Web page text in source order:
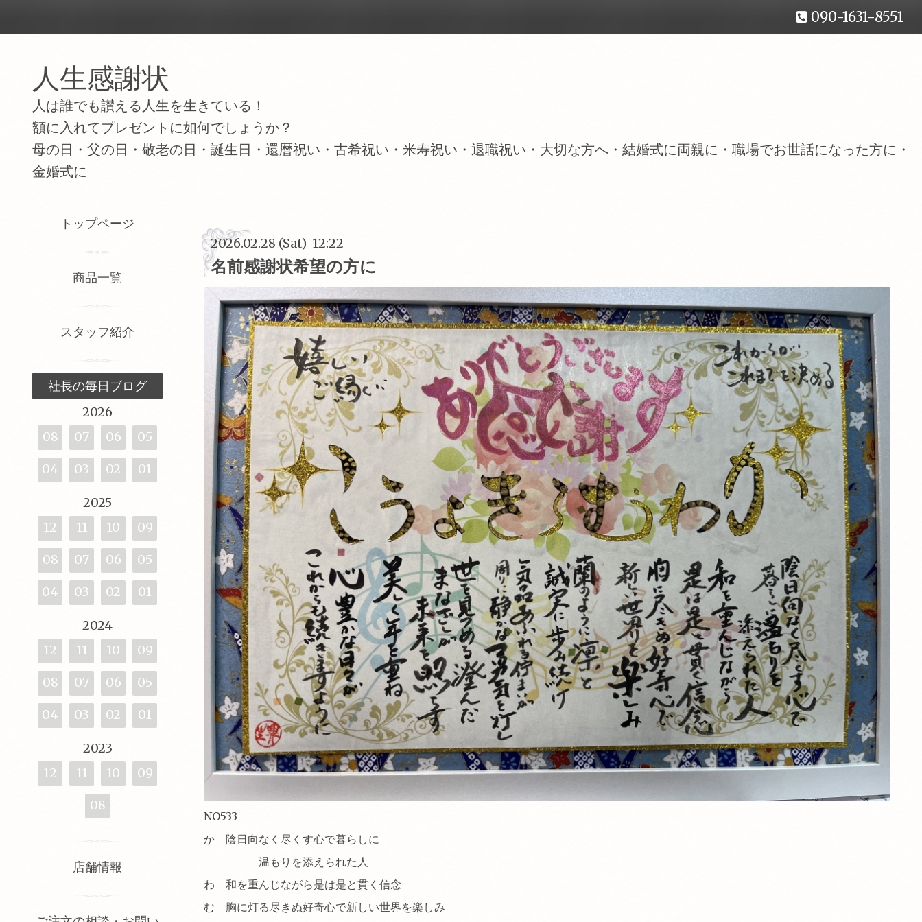
090-1631-8551
人生感謝状
人は誰でも讃える人生を生きている！
額に入れてプレゼントに如何でしょうか？
母の日・父の日・敬老の日・誕生日・還暦祝い・古希祝い・米寿祝い・退職祝い・大切な方へ・結婚式に両親に・職場でお世話になった方に・
金婚式に
2026.02.28 (Sat) 12:22
名前感謝状希望の方に
NO533
か 陰日向なく尽くす心で暮らしに
温もりを添えられた人
わ 和を重んじながら是は是と貫く信念
む 胸に灯る尽きぬ好奇心で新しい世界を楽しみ
トップページ
商品一覧
スタッフ紹介
社長の毎日ブログ
2026
08
07 06 05
04 03 02 01
2025
12
11 10 09
08 07 06 05
04 03 02 01
2024
12
11 10 09
08 07 06 05
04 03 02 01
2023
12
11 10 09
08
店舗情報